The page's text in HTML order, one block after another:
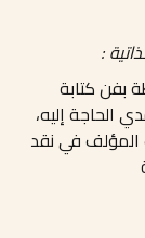
:
بفن كتابة
الحاجة إليه،
المؤلف في نقد